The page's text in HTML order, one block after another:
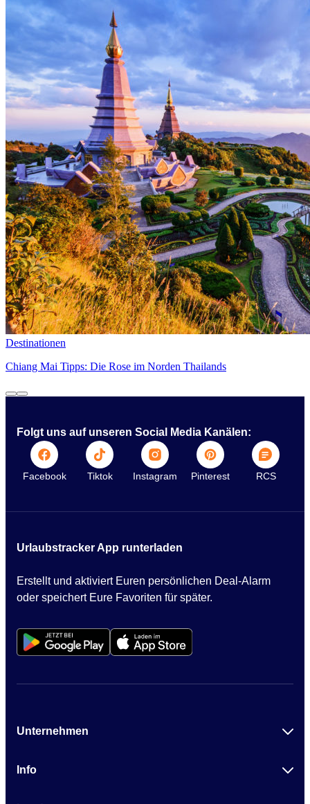
Destinationen
Chiang Mai Tipps: Die Rose im Norden Thailands